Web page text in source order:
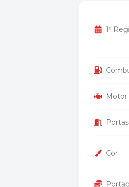
1º
Motor
Portas
Cor